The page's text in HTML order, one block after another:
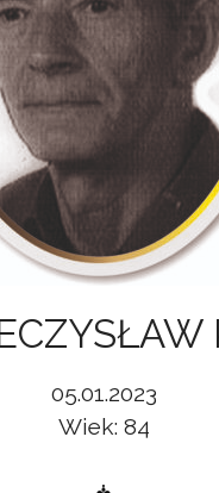
05.01.2023
Wiek: 84